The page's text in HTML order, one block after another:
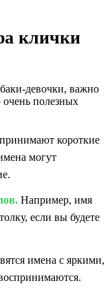
клички
девочки, важно
очень полезных
короткие
могут
Например, имя
если вы будете
имена с яркими,